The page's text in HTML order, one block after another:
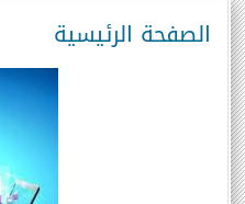
الصفحة الرئيسية